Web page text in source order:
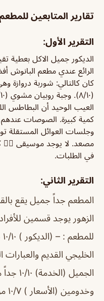
تقارير المتابعين
التقرير الأول:
الرائع عندي مطعم البانوش
كان كالتالي: شوربة دروازة
كمية كبيرة. الصوصات عندهم
وجلسات العوائل المستقلة
مصعد. لا يوجد موسيقى
في الطلبات.
التقرير الثاني:
المطعم جداً جميل يقع
الزهور يوجد قسمين
الخليجي القديم
الجميل